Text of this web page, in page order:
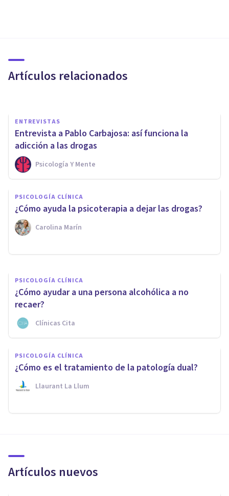
Artículos relacionados
de grupo en la desintoxicación
ENTREVISTAS
Entrevista a Pablo Carbajosa: así funciona la
adicción a las drogas
Psicología Y Mente
PSICOLOGÍA CLÍNICA
¿Cómo ayuda la psicoterapia a dejar las drogas?
Carolina Marín
PSICOLOGÍA CLÍNICA
¿Cómo es el tratamiento en la
desintoxicación de las
benzodiacepinas?
PSICOLOGÍA CLÍNICA
¿Cómo ayudar a una persona alcohólica a no
recaer?
Clínicas Cita
PSICOLOGÍA CLÍNICA
¿Cómo es el tratamiento de la patología dual?
Llaurant La Llum
Artículos nuevos